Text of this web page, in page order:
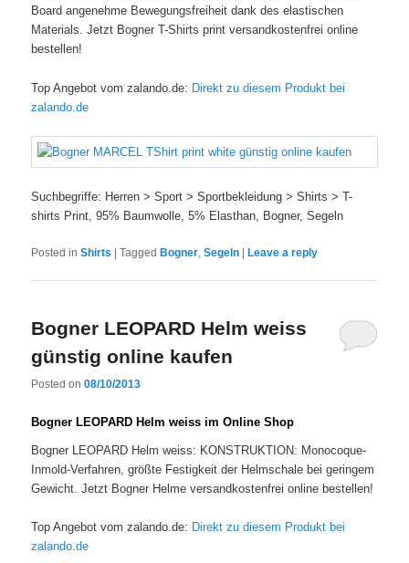
Board angenehme Bewegungsfreiheit dank des elastischen
Materials. Jetzt Bogner T-Shirts print versandkostenfrei online
bestellen!
Top Angebot vom zalando.de: Direkt zu diesem Produkt bei
zalando.de
Suchbegriffe: Herren > Sport > Sportbekleidung > Shirts > T-
shirts Print, 95% Baumwolle, 5% Elasthan, Bogner, Segeln
Posted in Shirts |Tagged Bogner,Segeln Leave a reply
Bogner LEOPARD Helm weiss
günstig online kaufen
Posted on08/10/2013
Bogner LEOPARD Helm weiss im Online Shop
Bogner LEOPARD Helm weiss: KONSTRUKTION: Monocoque-
Inmold-Verfahren, größte Festigkeit der Helmschale bei geringem
Gewicht. Jetzt Bogner Helme versandkostenfrei online bestellen!
Top Angebot vom zalando.de: Direkt zu diesem Produkt bei
zalando.de